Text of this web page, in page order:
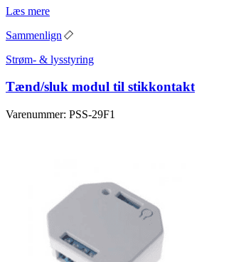
Læs mere
Sammenlign
Strøm- & lysstyring
Tænd/sluk modul til stikkontakt
Varenummer: PSS-29F1